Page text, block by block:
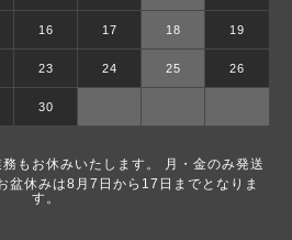
16 17 18 19
23 24 25 26
30
もお休みいたします。 月・金のみ発送
盆休みは8月7日から17日までとなりま
す。